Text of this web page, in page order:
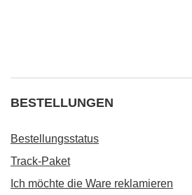
BESTELLUNGEN
Bestellungsstatus
Track-Paket
Ich möchte die Ware reklamieren